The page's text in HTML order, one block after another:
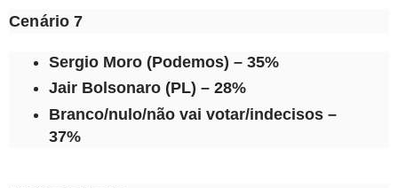
Cenário 7
Sergio Moro (Podemos) – 35%
Jair Bolsonaro (PL) – 28%
Branco/nulo/não vai votar/indecisos –
37%